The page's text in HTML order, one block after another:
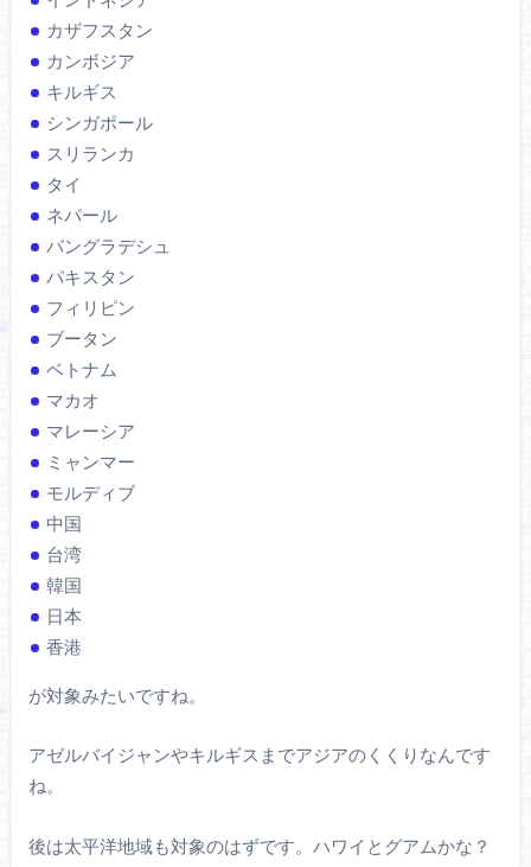
カザフスタン
カンボジア
キルギス
シンガポール
スリランカ
タイ
ネパール
バングラデシュ
パキスタン
フィリピン
ブータン
ベトナム
マカオ
マレーシア
ミャンマー
モルディブ
中国
台湾
韓国
日本
香港
が対象みたいですね。
アゼルバイジャンやキルギスまでアジアのくくりなんです
ね。
後は太平洋地域も対象のはずです。ハワイとグアムかな？